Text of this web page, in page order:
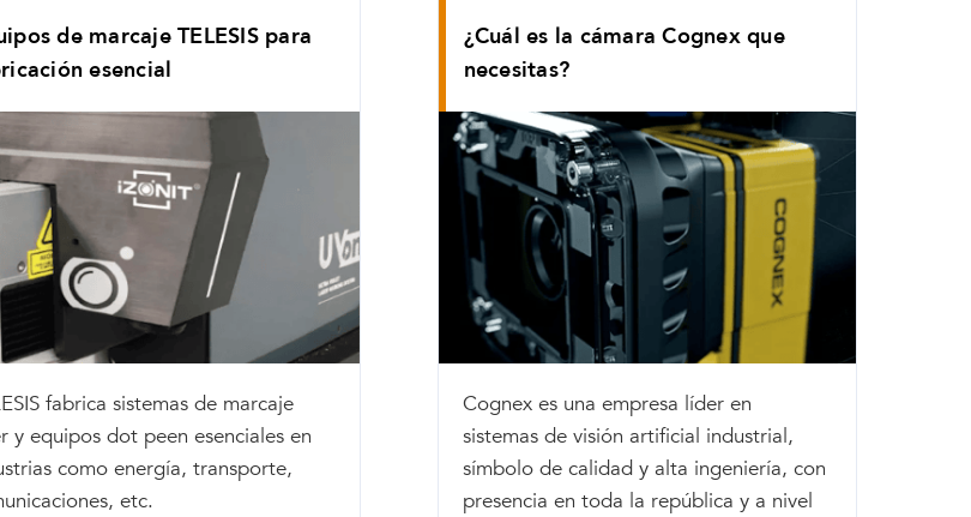
de marcaje TELESIS para
esencial
fabrica sistemas de marcaje
y equipos dot peen esenciales en
como energía, transporte,
etc.
¿Cuál es la cámara Cognex que
necesitas?
Cognex es una empresa líder en
sistemas de visión artificial industrial,
símbolo de calidad y alta ingeniería, con
presencia en toda la república y a nivel